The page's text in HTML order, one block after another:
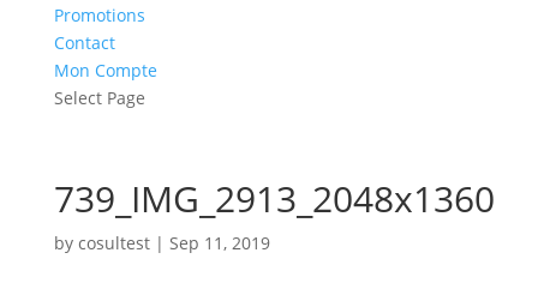
Promotions
Contact
Mon Compte
Select Page
739_IMG_2913_2048x1360
by cosultest| Sep 11, 2019